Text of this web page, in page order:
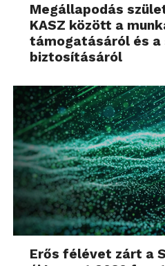
Megállapodás
KASZ között a
támogatásáról és a
biztosításáról
Erős félévet zárt a